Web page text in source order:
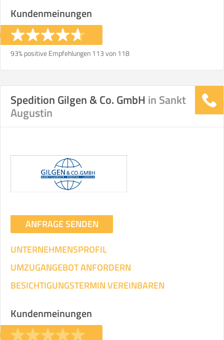
Kundenmeinungen
93% positive Empfehlungen 113 von 118
Spedition Gilgen & Co. GmbH in Sankt
Augustin
ANFRAGE SENDEN
UNTERNEHMENSPROFIL
UMZUGANGEBOT ANFORDERN
BESICHTIGUNGSTERMIN VEREINBAREN
Kundenmeinungen